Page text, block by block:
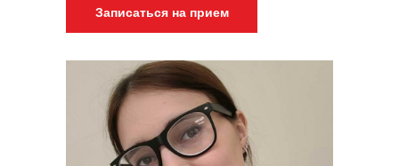
Записаться на прием